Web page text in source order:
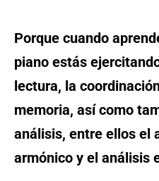
Porque cuando
piano estás
lectura, la
memoria, así como
análisis, entre ellos el
armónico y el análisis